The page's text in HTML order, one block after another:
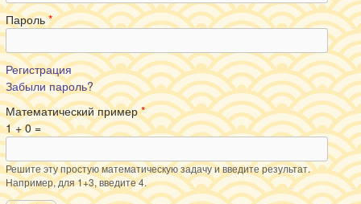
Пароль*
Регистрация
Забыли пароль?
Математический пример*
1 + 0 =
Решите эту простую математическую задачу и введите результат.
Например, для 1+3, введите 4.